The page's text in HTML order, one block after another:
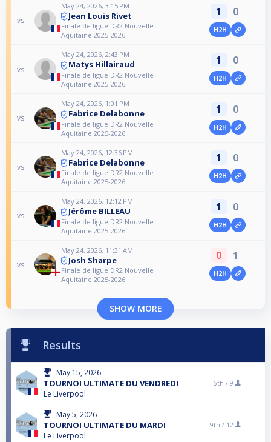
vs
May 24, 2026, 3:15 PM
Jean Louis Rivet
Finale de ligue DR2 Nouvelle
Aquitaine 2025-2026
1 0
H2H
vs
May 24, 2026, 2:43 PM
Matys Hillairaud
Finale de ligue DR2 Nouvelle
Aquitaine 2025-2026
1 0
H2H
vs
May 24, 2026, 1:01 PM
Fabrice Delabonne
Finale de ligue DR2 Nouvelle
Aquitaine 2025-2026
1 0
H2H
vs
May 24, 2026, 12:36 PM
Fabrice Delabonne
Finale de ligue DR2 Nouvelle
Aquitaine 2025-2026
1 0
H2H
vs
May 24, 2026, 12:12 PM
Jérôme BILLEAU
Finale de ligue DR2 Nouvelle
Aquitaine 2025-2026
1 0
H2H
vs
May 24, 2026, 11:31 AM
Josh Sharpe
Finale de ligue DR2 Nouvelle
Aquitaine 2025-2026
0 1
H2H
SHOW MORE
Results
May 15, 2026
TOURNOI ULTIMATE DU VENDREDI
Le Liverpool
5th / 9
May 5, 2026
TOURNOI ULTIMATE DU MARDI
Le Liverpool
9th / 12